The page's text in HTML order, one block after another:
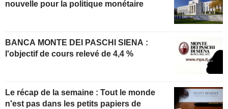
nouvelle pour la politique monétaire
BANCA MONTE DEI PASCHI SIENA :
l'objectif de cours relevé de 4,4 %
Le récap de la semaine : Tout le monde
n'est pas dans les petits papiers de